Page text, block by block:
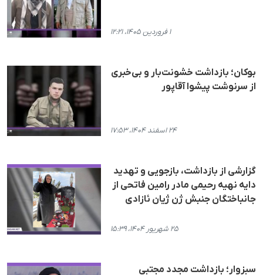
۱ فروردین ۱۴۰۵، ۱۲:۲۱
بوکان؛ بازداشت خشونت‌بار و بی‌خبری
از سرنوشت پیشوا آقاپور
۲۴ اسفند ۱۴۰۴، ۱۷:۵۳
گزارشی از بازداشت، بازجویی و تهدید
دایە نهیە رحیمی مادر رامین فاتحی از
جانباختگان جنبش ژن ژیان ئازادی
۲۵ شهریور ۱۴۰۴، ۱۵:۳۹
سبزوار؛ بازداشت مجدد مجتبی